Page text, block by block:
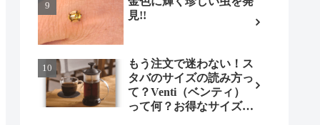
見!!
もう注文で迷わない！ス
タバのサイズの読み方っ
て？Venti（ベンティ）
って何？お得なサイズも